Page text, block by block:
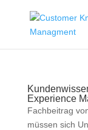
Experience
Fachbeitrag
müssen sich